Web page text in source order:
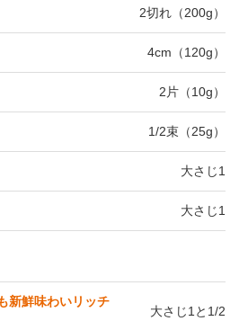
2切れ（200g）
4cm（120g）
2片（10g）
1/2束（25g）
大さじ1
大さじ1
新鮮味わいリッチ
大さじ1と1/2